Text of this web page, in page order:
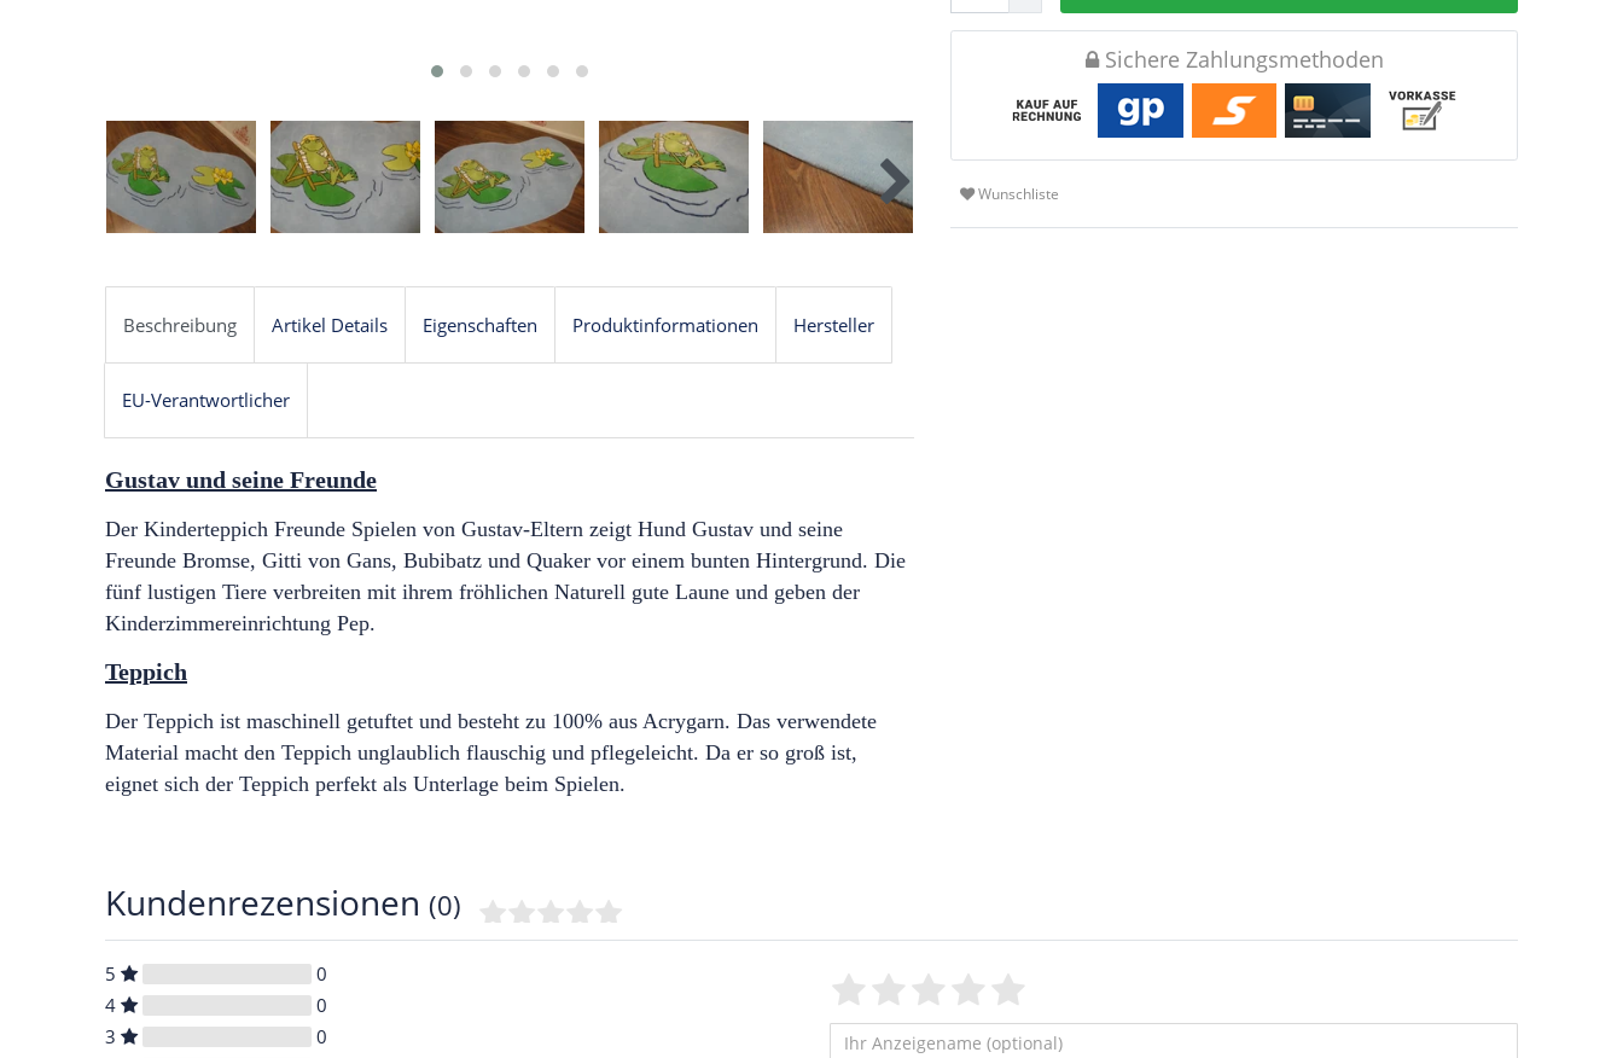
Sichere Zahlungsmethoden
Wunschliste
Beschreibung Artikel Details Eigenschaften Produktinformationen Hersteller
EU-Verantwortlicher
Gustav und seine Freunde
Der Kinderteppich Freunde Spielen von Gustav-Eltern zeigt Hund Gustav und seine
Freunde Bromse, Gitti von Gans, Bubibatz und Quaker vor einem bunten Hintergrund. Die
fünf lustigen Tiere verbreiten mit ihrem fröhlichen Naturell gute Laune und geben der
Kinderzimmereinrichtung Pep.
Teppich
Der Teppich ist maschinell getuftet und besteht zu 100% aus Acrygarn. Das verwendete
Material macht den Teppich unglaublich flauschig und pflegeleicht. Da er so groß ist,
eignet sich der Teppich perfekt als Unterlage beim Spielen.
Kundenrezensionen (0)
5
0
4
0
3
0
Bewertungssterne
von
4
von
3
von
2
von
1
von